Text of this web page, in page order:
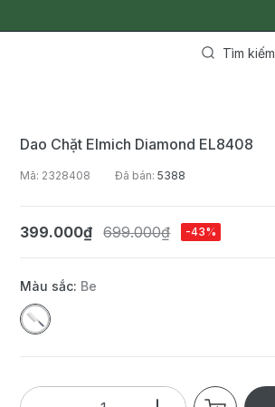
Tìm kiếm
Dao Chặt Elmich Diamond EL8408
Mã: 2328408 Đã bán:5388
399.000₫ 699.000₫ -43%
Màu sắc: Be